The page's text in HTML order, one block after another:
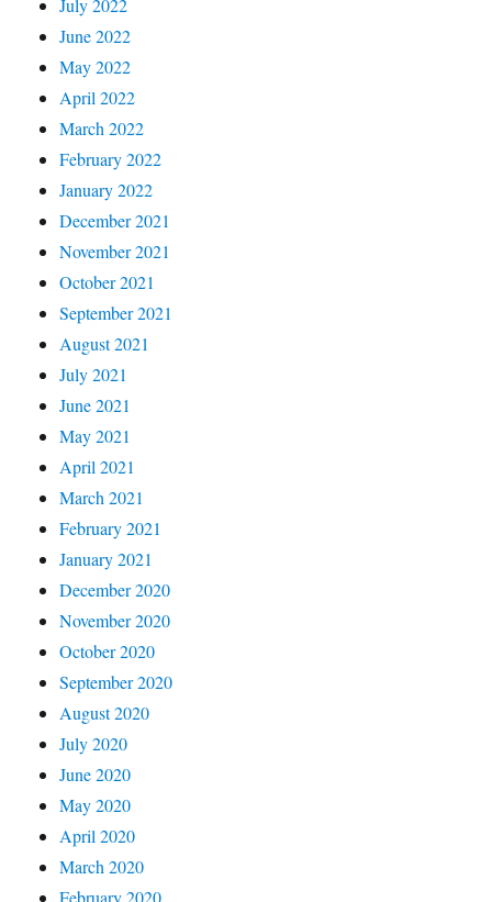
June 2022
May 2022
April 2022
March 2022
February 2022
January 2022
December 2021
November 2021
October 2021
September 2021
August 2021
July 2021
June 2021
May 2021
April 2021
March 2021
February 2021
January 2021
December 2020
November 2020
October 2020
September 2020
August 2020
July 2020
June 2020
May 2020
April 2020
March 2020
February 2020